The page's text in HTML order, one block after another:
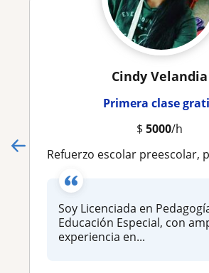
Cindy Velandia
Primera clase
$ 5000/h
Refuerzo escolar preescolar, primaria
Soy Licenciada en
Educación Especial, con
experiencia en...